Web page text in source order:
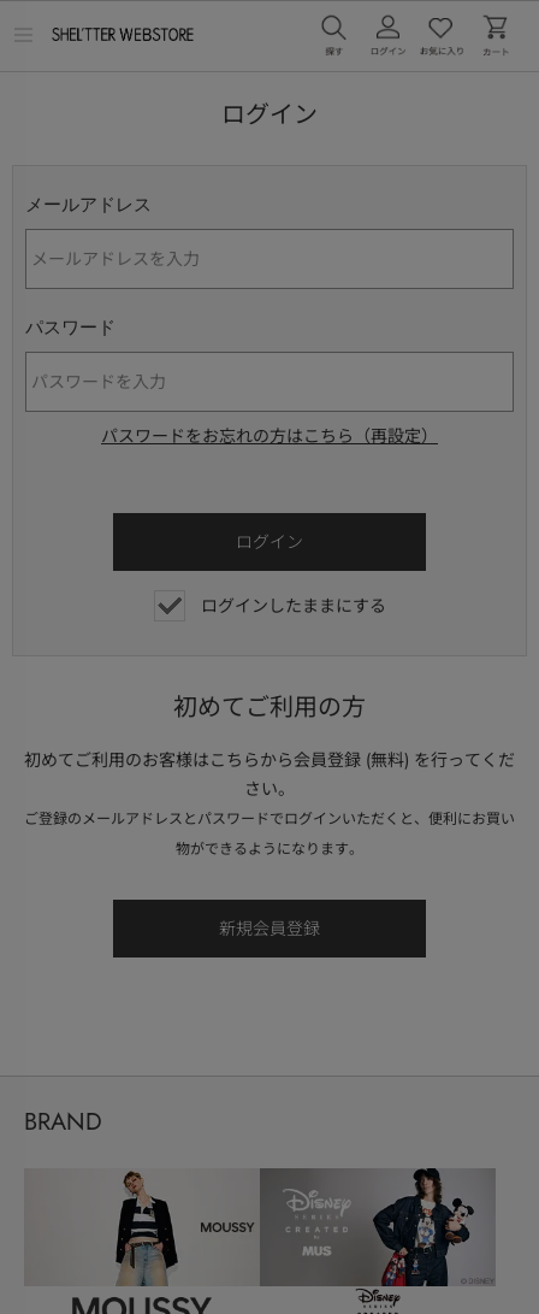
ログイン
メールアドレス
パスワード
パスワードをお忘れの方はこちら（再設定）
ログインしたままにする
初めてご利用の方
初めてご利用のお客様はこちらから会員登録 (無料) を行ってくだ
さい。
ご登録のメールアドレスとパスワードでログインいただくと、便利にお買い
物ができるようになります。
BRAND